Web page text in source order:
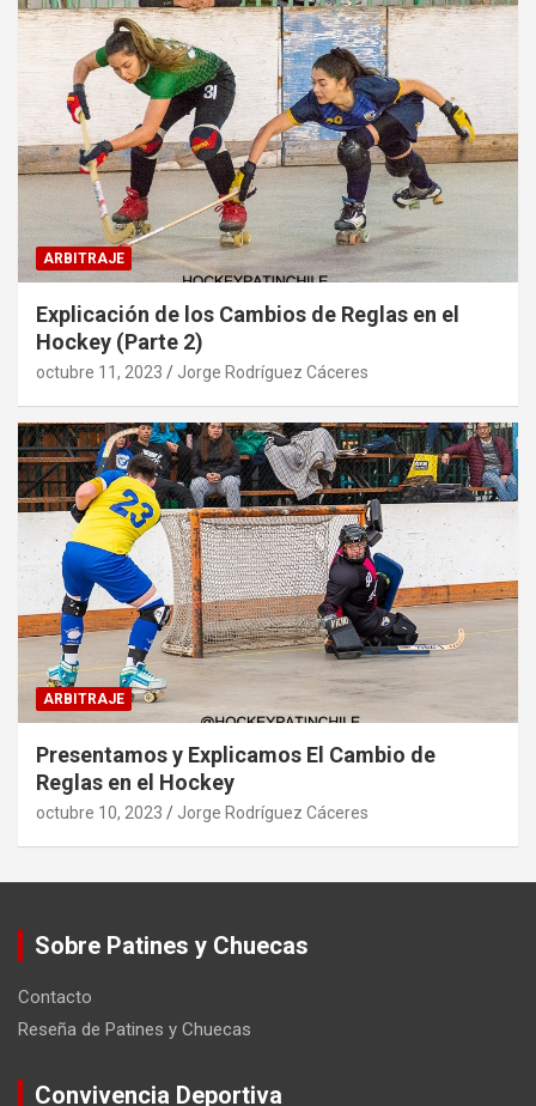
ARBITRAJE
Explicación de los Cambios de Reglas en el
Hockey (Parte 2)
octubre 11, 2023 Jorge Rodríguez Cáceres
ARBITRAJE
Presentamos y Explicamos El Cambio de
Reglas en el Hockey
octubre 10, 2023 Jorge Rodríguez Cáceres
Sobre Patines y Chuecas
Contacto
Reseña de Patines y Chuecas
Convivencia Deportiva